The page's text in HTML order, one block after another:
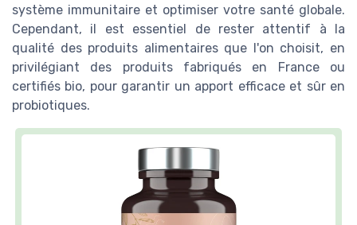
système immunitaire et optimiser votre santé globale.
Cependant, il est essentiel de rester attentif à la
qualité des produits alimentaires que l'on choisit, en
privilégiant des produits fabriqués en France ou
certifiés bio, pour garantir un apport efficace et sûr en
probiotiques.